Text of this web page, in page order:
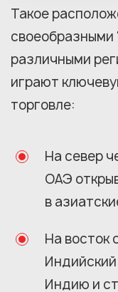
Такое
различными
играют
торговле:
На север
ОАЭ
в
На восток
Индию и